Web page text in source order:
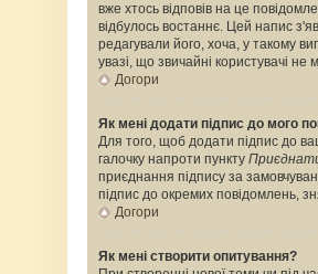
вже хтось відповів на це
відбулось востаннє. Цей напис
редагували його, хоча, у такому
увазі, що звичайні користувачі
Догори
Як мені додати підпис до мого
Для того, щоб додати підпис до
галочку напроти пункту
приєднання підпису за
підпис до окремих повідомлень,
Догори
Як мені створити опитування?